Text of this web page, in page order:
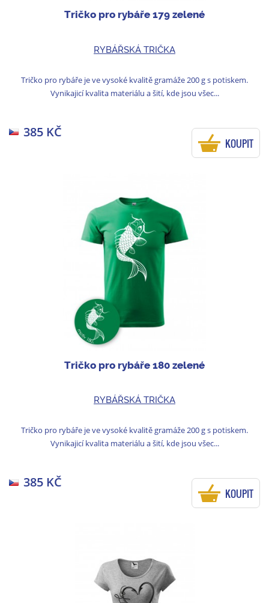
Tričko pro rybáře 179 zelené
RYBÁŘSKÁ TRIČKA
Tričko pro rybáře je ve vysoké kvalitě gramáže 200 g s potiskem.
Vynikajicí kvalita materiálu a šití, kde jsou všec...
385 KČ
KOUPIT
Tričko pro rybáře 180 zelené
RYBÁŘSKÁ TRIČKA
Tričko pro rybáře je ve vysoké kvalitě gramáže 200 g s potiskem.
Vynikajicí kvalita materiálu a šití, kde jsou všec...
385 KČ
KOUPIT